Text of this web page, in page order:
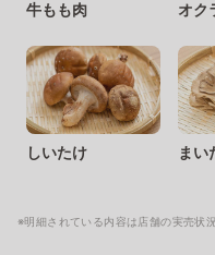
牛もも肉 オク
しいたけ まい
※明細されている内容は店舗の実売状